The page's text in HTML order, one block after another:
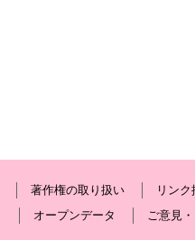
著作権の取り扱い リン
オープンデータ
ご意見